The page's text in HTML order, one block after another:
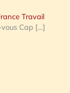
Travail
Cap […]